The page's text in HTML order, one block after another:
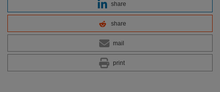
share
share
mail
print